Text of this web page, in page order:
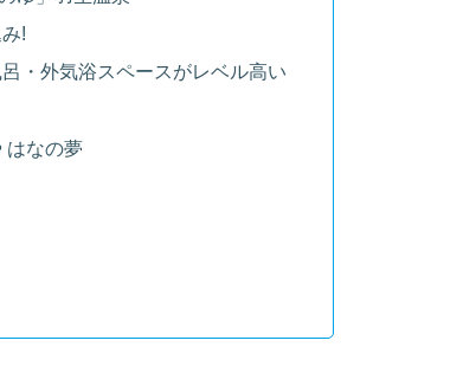
!
・外気浴スペースがレベル高い
はなの夢